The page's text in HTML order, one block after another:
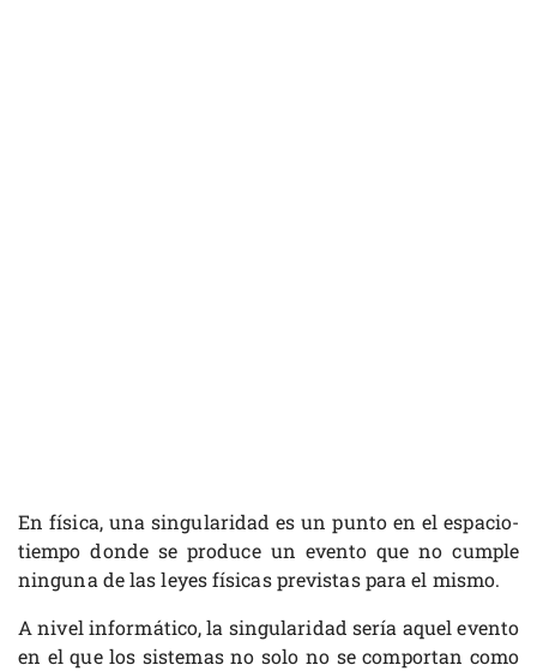
En física, una singularidad es un punto en el espacio-
tiempo donde se produce un evento que no cumple
ninguna de las leyes físicas previstas para el mismo.
A nivel informático, la singularidad sería aquel evento
en el que los sistemas no solo no se comportan como